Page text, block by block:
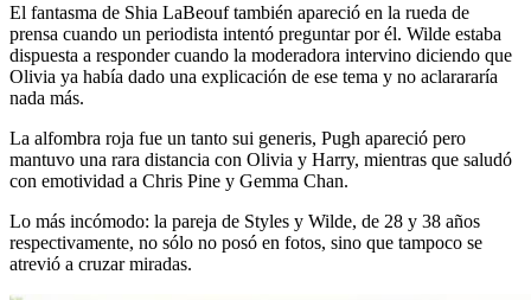
El fantasma de Shia LaBeouf también apareció en la rueda de
prensa cuando un periodista intentó preguntar por él. Wilde estaba
dispuesta a responder cuando la moderadora intervino diciendo que
Olivia ya había dado una explicación de ese tema y no aclarararía
nada más.
La alfombra roja fue un tanto sui generis, Pugh apareció pero
mantuvo una rara distancia con Olivia y Harry, mientras que saludó
con emotividad a Chris Pine y Gemma Chan.
Lo más incómodo: la pareja de Styles y Wilde, de 28 y 38 años
respectivamente, no sólo no posó en fotos, sino que tampoco se
atrevió a cruzar miradas.